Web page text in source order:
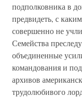
подполковника в
предвидеть, с
совершенно не
Семейства
объединенные
командования и
архивов
трудолюбивого